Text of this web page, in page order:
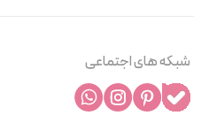
شبکه های اجتماعی